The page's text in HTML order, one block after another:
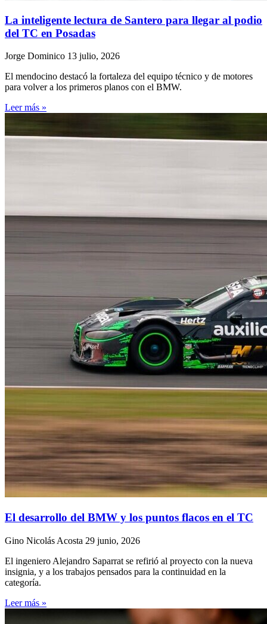
La inteligente lectura de Santero para llegar al podio
del TC en Posadas
Jorge Dominico 13 julio, 2026
El mendocino destacó la fortaleza del equipo técnico y de motores
para volver a los primeros planos con el BMW.
Leer más »
El desarrollo del BMW y los puntos flacos en el TC
Gino Nicolás Acosta 29 junio, 2026
El ingeniero Alejandro Saparrat se refirió al proyecto con la nueva
insignia, y a los trabajos pensados para la continuidad en la
categoría.
Leer más »